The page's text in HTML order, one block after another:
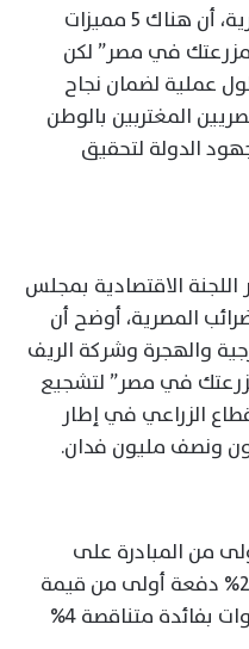
أكدت جمعية خبراء الضرائب المصرية، أن هناك 5 مميزات
في مصر” لكن
عملية لضمان نجاح
المغتربين بالوطن
الدولة لتحقيق
الاقتصادية بمجلس
المصرية، أوضح أن
والهجرة وشركة الريف
في مصر” لتشجيع
الزراعي في إطار
ونصف مليون فدان.
من المبادرة على
مساحة 7600 فدان ويتم دفع 20% دفعة أولى من قيمة
الأرض ويسدد الباقي على 8 سنوات بفائدة متناقصة 4%